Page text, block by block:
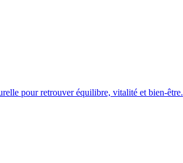
pour retrouver équilibre, vitalité et bien-être.